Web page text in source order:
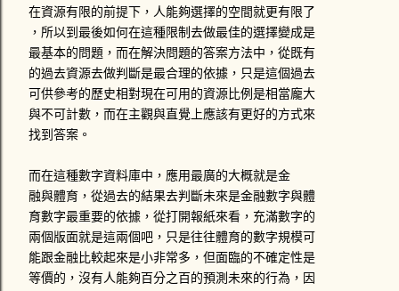
在資源有限的前提下，人能夠選擇的空間就更有限了
，所以到最後如何在這種限制去做最佳的選擇變成是
最基本的問題，而在解決問題的答案方法中，從既有
的過去資源去做判斷是最合理的依據，只是這個過去
可供參考的歷史相對現在可用的資源比例是相當龐大
與不可計數，而在主觀與直覺上應該有更好的方式來
找到答案。
而在這種數字資料庫中，應用最廣的大概就是金
融與體育，從過去的結果去判斷未來是金融數字與體
育數字最重要的依據，從打開報紙來看，充滿數字的
兩個版面就是這兩個吧，只是往往體育的數字規模可
能跟金融比較起來是小非常多，但面臨的不確定性是
等價的，沒有人能夠百分之百的預測未來的行為，因